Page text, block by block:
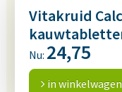
Vitakruid
Nu: 24,75
in winkelwagen